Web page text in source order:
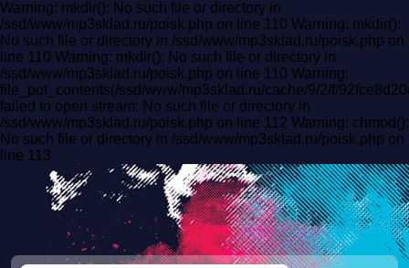
Warning: mkdir(): No such file or directory in
/ssd/www/mp3sklad.ru/poisk.php on line 110 Warning: mkdir():
No such file or directory in /ssd/www/mp3sklad.ru/poisk.php on
line 110 Warning: mkdir(): No such file or directory in
/ssd/www/mp3sklad.ru/poisk.php on line 110 Warning:
file_put_contents(/ssd/www/mp3sklad.ru/cache/9/2/f/
failed to open stream: No such file or directory in
/ssd/www/mp3sklad.ru/poisk.php on line 112 Warning: chmod():
No such file or directory in /ssd/www/mp3sklad.ru/poisk.php on
line 113